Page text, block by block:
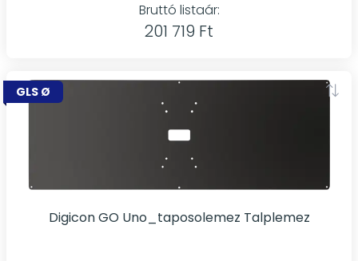
Bruttó listaár:
201 719 Ft
GLS Ø
Digicon GO Uno_taposolemez Talplemez